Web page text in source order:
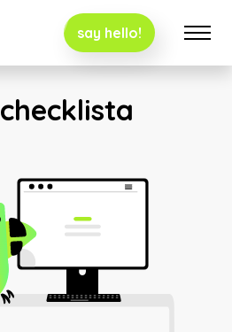
say hello!
checklista